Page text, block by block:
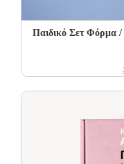
Παιδικό Σετ Φόρμα /